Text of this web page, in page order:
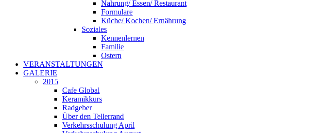
Nahrung/ Essen/ Restaurant
Formulare
Küche/ Kochen/ Ernährung
Soziales
Kennenlernen
Familie
Ostern
VERANSTALTUNGEN
GALERIE
2015
Cafe Global
Keramikkurs
Radgeber
Über den Tellerrand
Verkehrsschulung April